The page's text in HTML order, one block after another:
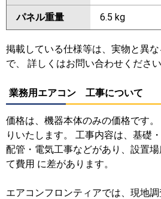
パネル重量 6.5 kg
掲載している仕様等は、実物と異
で、 詳しくはお問い合わせください
業務用エアコン 工事について
価格は、機器本体のみの価格です
りいたします。 工事内容は、基礎
配管・電気工事などがあり、設置
て費用 に差があります。
エアコンフロンティアでは、現地